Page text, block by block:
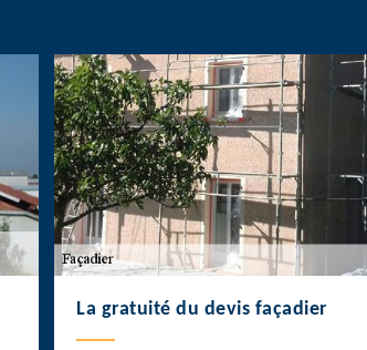
La gratuité du devis façadier